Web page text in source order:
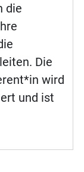
die
Die
wird
und ist